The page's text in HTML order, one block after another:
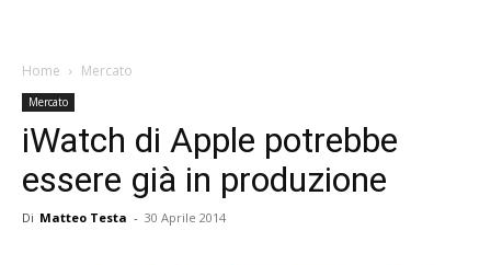
Home Mercato
Mercato
iWatch di Apple potrebbe
essere già in produzione
Di Matteo Testa - 30 Aprile 2014